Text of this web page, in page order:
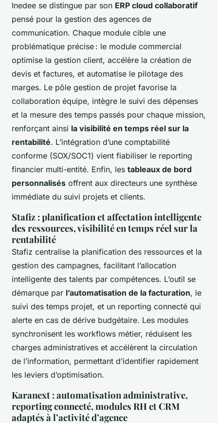
Inedee se distingue par son ERP cloud collaboratif
pensé pour la gestion des agences de
communication. Chaque module cible une
problématique précise : le module commercial
optimise la gestion client, accélère la création de
devis et factures, et automatise le pilotage des
marges. Le pôle gestion de projet favorise la
collaboration équipe, intègre le suivi des dépenses
et la mesure des temps passés pour chaque mission,
renforçant ainsi la visibilité en temps réel sur la
rentabilité. L’intégration d’une comptabilité
conforme (SOX/SOC1) vient fiabiliser le reporting
financier multi-entité. Enfin, les tableaux de bord
personnalisés offrent aux directeurs une synthèse
immédiate du suivi projets et clients.
Stafiz : planification et affectation intelligente
des ressources, visibilité en temps réel sur la
rentabilité
Stafiz centralise la planification des ressources et la
gestion des campagnes, facilitant l’allocation
intelligente des talents par compétences. L’outil se
démarque par l’automatisation de la facturation, le
suivi des temps projet, et un reporting connecté qui
alerte en cas de dérive budgétaire. Les modules
synchronisent les workflows métier, réduisent les
charges administratives et accélèrent la circulation
de l’information, permettant d’identifier rapidement
les leviers d’optimisation.
Karanext : automatisation administrative,
reporting connecté, modules RH et CRM
adaptés à l’activité d’agence